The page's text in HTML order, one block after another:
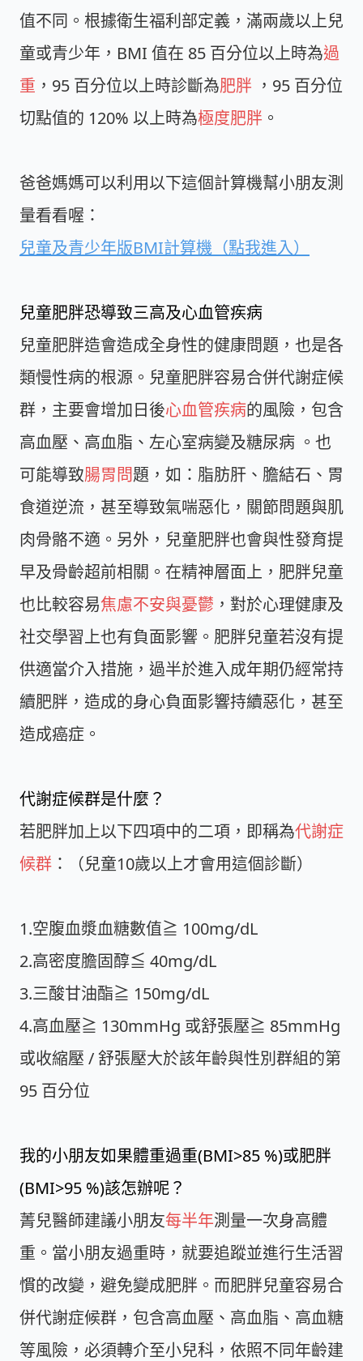
值不同。根據衛生福利部定義，滿兩歲以上兒
童或青少年，BMI 值在 85 百分位以上時為過
重 ，95 百分位以上時診斷為肥胖 ，95 百分位
切點值的 120% 以上時為極度肥胖 。
爸爸媽媽可以利用以下這個計算機幫小朋友測
量看看喔：
兒童及青少年版BMI計算機（點我進入）
兒童肥胖恐導致三高及心血管疾病
兒童肥胖造會造成全身性的健康問題，也是各
類慢性病的根源。兒童肥胖容易合併代謝症候
群，主要會增加日後心血管疾病的風險，包含
高血壓、高血脂、左心室病變及糖尿病 。也
可能導致腸胃問題，如：脂肪肝、膽結石、胃
食道逆流，甚至導致氣喘惡化，關節問題與肌
肉骨骼不適。另外，兒童肥胖也會與性發育提
早及骨齡超前相關。在精神層面上，肥胖兒童
也比較容易焦慮不安與憂鬱 ，對於心理健康及
社交學習上也有負面影響。肥胖兒童若沒有提
供適當介入措施，過半於進入成年期仍經常持
續肥胖，造成的身心負面影響持續惡化，甚至
造成癌症。
代謝症候群是什麼？
若肥胖加上以下四項中的二項，即稱為代謝症
候群 ：（兒童10歲以上才會用這個診斷）
1.空腹血漿血糖數值≧ 100mg/dL
2.高密度膽固醇≦ 40mg/dL
3.三酸甘油酯≧ 150mg/dL
4.高血壓≧ 130mmHg 或舒張壓≧ 85mmHg
或收縮壓 / 舒張壓大於該年齡與性別群組的第
95 百分位
我的小朋友如果體重過重(BMI>85 %)或肥胖
(BMI>95 %)該怎辦呢？
菁兒醫師建議小朋友每半年測量一次身高體
重。當小朋友過重時，就要追蹤並進行生活習
慣的改變，避免變成肥胖。而肥胖兒童容易合
併代謝症候群，包含高血壓、高血脂、高血糖
等風險，必須轉介至小兒科，依照不同年齡建